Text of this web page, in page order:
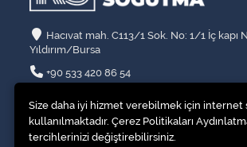
Hacıvat mah. C113/1 Sok. No: 1/1 İç kapı
Yıldırım/Bursa
+90 533 420 86 54
Size daha iyi hizmet verebilmek için
kullanılmaktadır. Çerez Politikaları
tercihlerinizi değiştirebilirsiniz.